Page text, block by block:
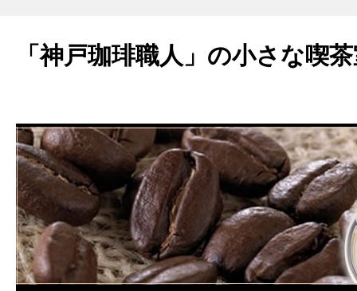
「神戸珈琲職人」の小さな喫